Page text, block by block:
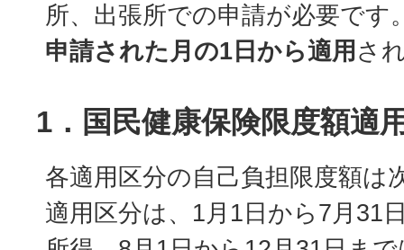
所、出張所での申請が必要です
申請された月の1日から適用 さ
1．国民健康保険限度額適
各適用区分の自己負担限度額は
適用区分は、1月1日から7月31